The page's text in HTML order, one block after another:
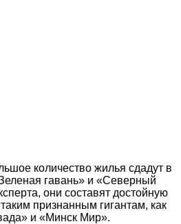
количество жилья сдадут в
гавань» и «Северный
они составят достойную
признанным гигантам, как
и «Минск Мир».